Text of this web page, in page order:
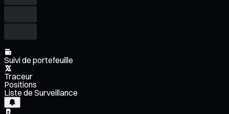
Suivi de portefeuille
Traceur
Positions
Liste de Surveillance